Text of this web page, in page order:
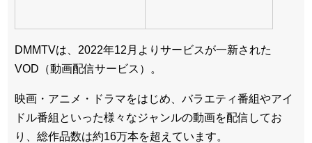
DMMTVは、2022年12月よりサービスが一新された
VOD（動画配信サービス）。
映画・アニメ・ドラマをはじめ、バラエティ番組やアイ
ドル番組といった様々なジャンルの動画を配信してお
り、総作品数は約16万本を超えています。